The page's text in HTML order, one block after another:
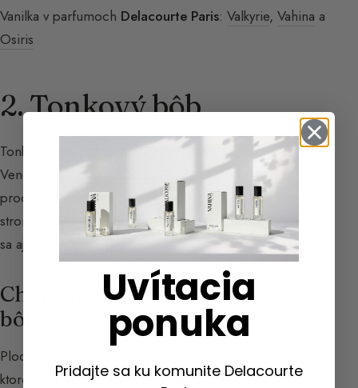
Vanilka v parfumoch Delacourte Paris: Valkyrie, Vahina a
Osiris
2. Tonkový bôb
Tonkový bôb pochádza z Južnej Ameriky, najmä z
Venezuely, Guayany a Brazílie. Zatiaľ čo vanilku
produkuje orchidea, tonkový bôb pochádza z plodu
stromu
„dipteryx odorata” , tropického stromu. Nazýva
sa aj
coumarounaalebosarrapia .
Charakteristiky tonkového
bôbu
Plod tohto tropického stromu má tvar veľkých mandlí,
ktoré obsahujú semeno. Toto semeno je čierne, oválne,
Uvítacia
ponuka
Pridajte sa ku komunite Delacourte